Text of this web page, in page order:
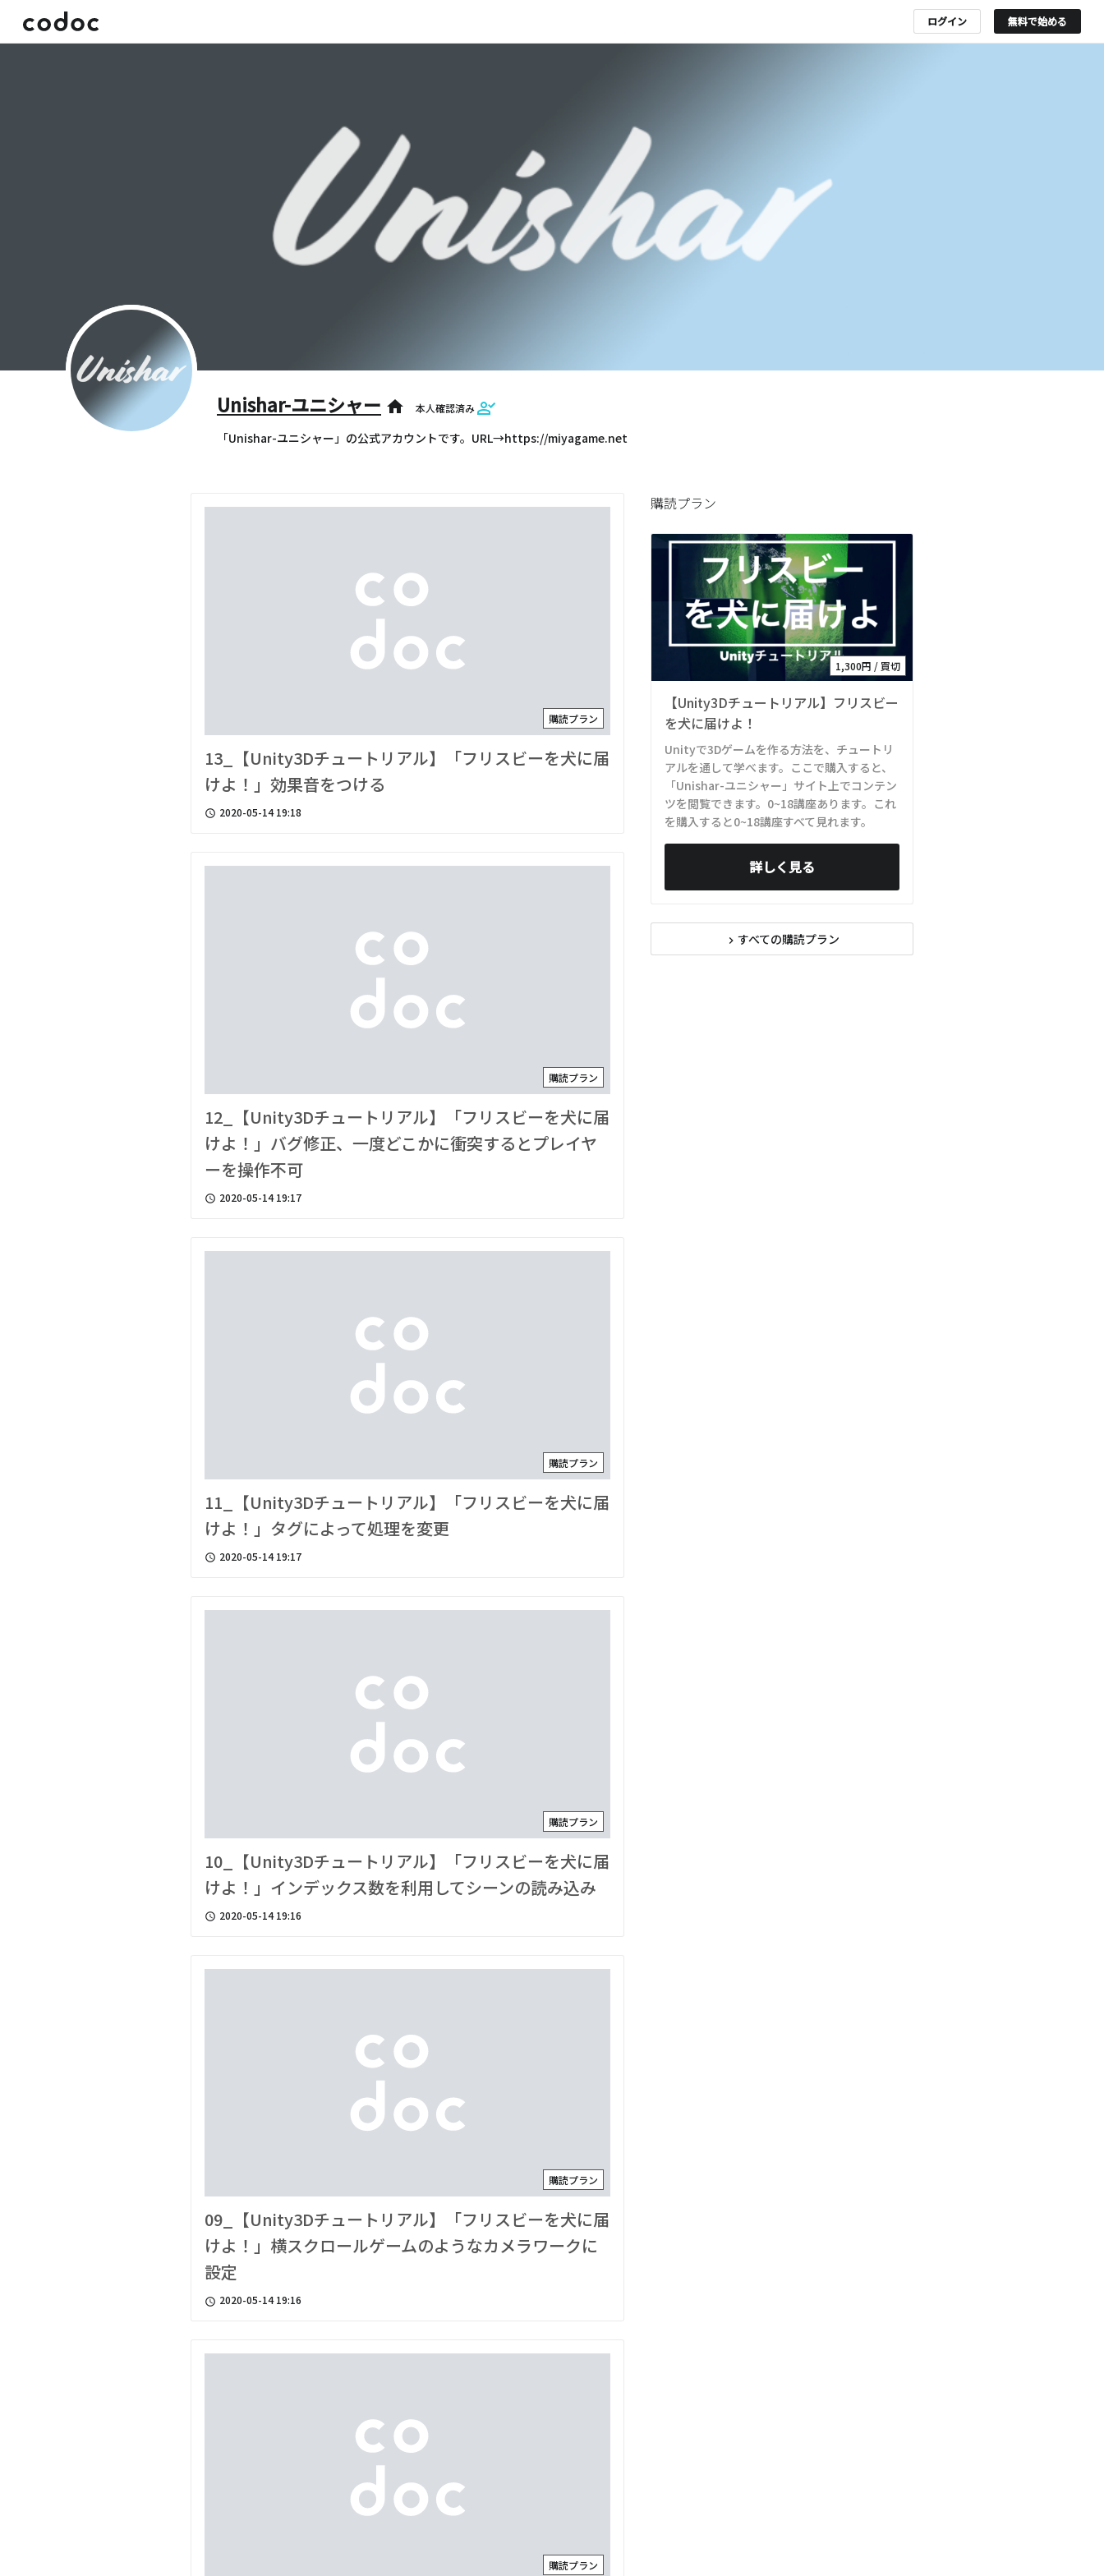
ログイン 無料で始める
Unishar-ユニシャー home 本人確認済み
「Unishar-ユニシャー」の公式アカウントです。URL→https://miyagame.net
購読プラン
13_【Unity3Dチュートリアル】「フリスビーを犬に届
けよ！」効果音をつける
access_time 2020-05-14 19:18
購読プラン
12_【Unity3Dチュートリアル】「フリスビーを犬に届
けよ！」バグ修正、一度どこかに衝突するとプレイヤ
ーを操作不可
access_time 2020-05-14 19:17
購読プラン
11_【Unity3Dチュートリアル】「フリスビーを犬に届
けよ！」タグによって処理を変更
access_time 2020-05-14 19:17
購読プラン
10_【Unity3Dチュートリアル】「フリスビーを犬に届
けよ！」インデックス数を利用してシーンの読み込み
access_time 2020-05-14 19:16
購読プラン
09_【Unity3Dチュートリアル】「フリスビーを犬に届
けよ！」横スクロールゲームのようなカメラワークに
設定
access_time 2020-05-14 19:16
購読プラン
購読プラン
1,300円 / 買切
【Unity3Dチュートリアル】フリスビー
を犬に届けよ！
Unityで3Dゲームを作る方法を、チュートリ
アルを通して学べます。ここで購入すると、
「Unishar-ユニシャー」サイト上でコンテン
ツを閲覧できます。0~18講座あります。これ
を購入すると0~18講座すべて見れます。
詳しく見る
navigate_next すべての購読プラン